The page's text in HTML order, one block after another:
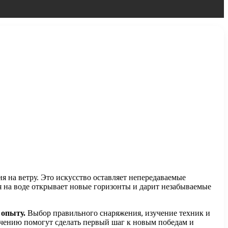
на ветру. Это искусство оставляет непередаваемые
воде открывает новые горизонты и дарит незабываемые
Выбор правильного снаряжения, изучение техник и
помогут сделать первый шаг к новым победам и